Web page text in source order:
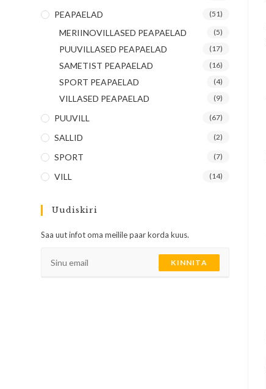
PEAPAELAD (51)
MERIINOVILLASED PEAPAELAD (5)
PUUVILLASED PEAPAELAD (17)
SAMETIST PEAPAELAD (16)
SPORT PEAPAELAD (4)
VILLASED PEAPAELAD (9)
PUUVILL (67)
SALLID (2)
SPORT (7)
VILL (14)
Uudiskiri
Saa uut infot oma meilile paar korda kuus.
KINNITA